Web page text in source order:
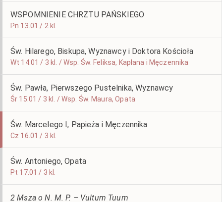
WSPOMNIENIE CHRZTU PAŃSKIEGO
Pn 13.01 / 2 kl.
Św. Hilarego, Biskupa, Wyznawcy i Doktora Kościoła
Wt 14.01 / 3 kl. / Wsp. Św. Feliksa, Kapłana i Męczennika
Św. Pawła, Pierwszego Pustelnika, Wyznawcy
Śr 15.01 / 3 kl. / Wsp. Św. Maura, Opata
Św. Marcelego I, Papieża i Męczennika
Cz 16.01 / 3 kl.
Św. Antoniego, Opata
Pt 17.01 / 3 kl.
2 Msza o N. M. P. – Vultum Tuum